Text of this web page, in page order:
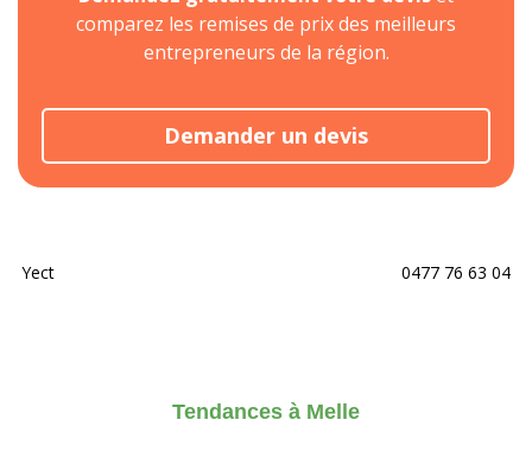
comparez les remises de prix des meilleurs
entrepreneurs de la région.
Demander un devis
Yect 0477 76 63 04
Tendances à Melle